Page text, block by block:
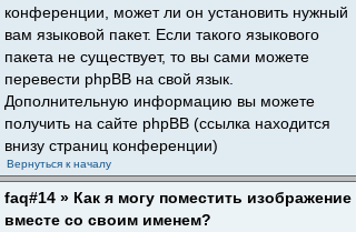
конференции, может ли он установить нужный
вам языковой пакет. Если такого языкового
пакета не существует, то вы сами можете
перевести phpBB на свой язык.
Дополнительную информацию вы можете
получить на сайте phpBB (ссылка находится
внизу страниц конференции)
Вернуться к началу
faq#14 » Как я могу поместить изображение
вместе со своим именем?